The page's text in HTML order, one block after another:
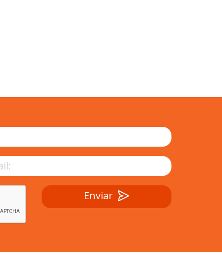
Enviar